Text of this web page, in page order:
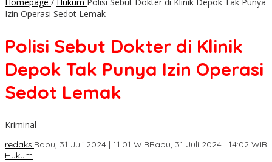
Homepage / Hukum Polisi Sebut Dokter di Klinik Depok Tak Punya
Izin Operasi Sedot Lemak
Polisi Sebut Dokter di Klinik
Depok Tak Punya Izin Operasi
Sedot Lemak
Kriminal
redaksiRabu, 31 Juli 2024 | 11:01 WIBRabu, 31 Juli 2024 | 14:02 WIB
Hukum